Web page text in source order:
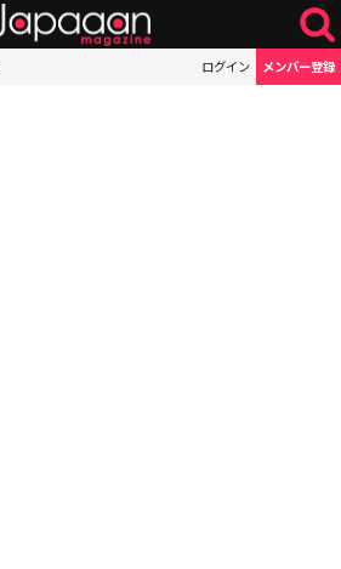
ログイン メンバー登録